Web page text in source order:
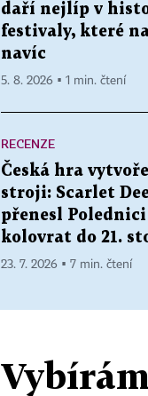
daří nejlíp v
festivaly, které
navíc
5. 8. 2026 ▪ 1 min. čtení
RECENZE
Česká hra
stroji: Scarlet
přenesl
kolovrat do 21.
23. 7. 2026 ▪ 7 min. čtení